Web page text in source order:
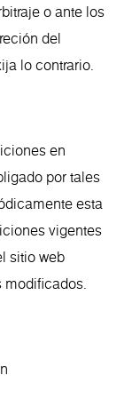
o ante los
del
lo contrario.
en
por tales
esta
vigentes
sitio web
modificados.